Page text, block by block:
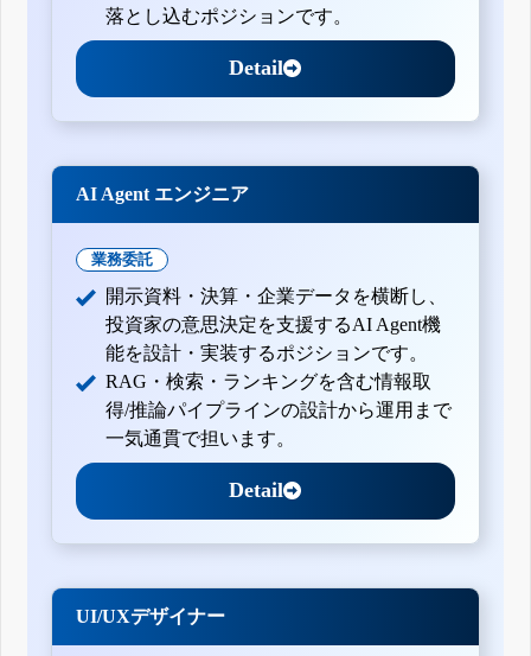
落とし込むポジションです。
Detail
AI Agent エンジニア
業務委託
開示資料・決算・企業データを横断し、
投資家の意思決定を支援するAI Agent機
能を設計・実装するポジションです。
RAG・検索・ランキングを含む情報取
得/推論パイプラインの設計から運用まで
一気通貫で担います。
Detail
UI/UXデザイナー